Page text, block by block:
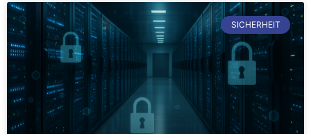
SICHERHEIT